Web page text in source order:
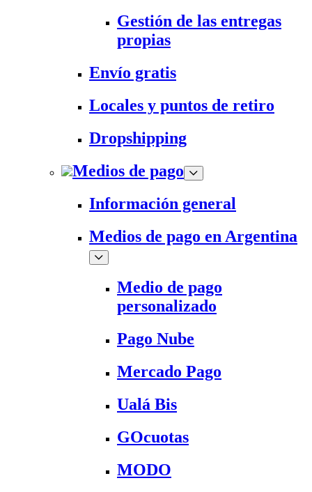
Gestión de las entregas
propias
Envío gratis
Locales y puntos de retiro
Dropshipping
Medios de pago
Información general
Medios de pago en Argentina
Medio de pago
personalizado
Pago Nube
Mercado Pago
Ualá Bis
GOcuotas
MODO